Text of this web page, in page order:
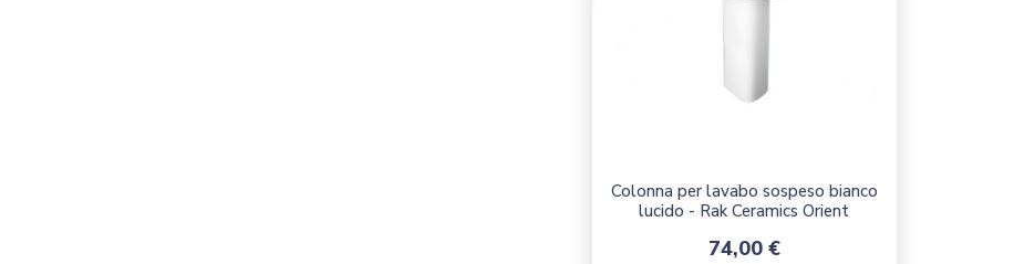
Colonna per lavabo sospeso bianco
lucido - Rak Ceramics Orient
Prezzo
74,00 €